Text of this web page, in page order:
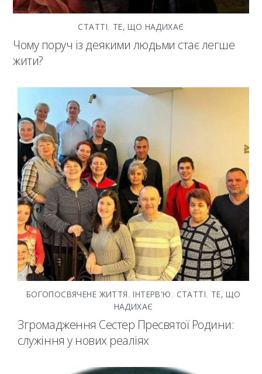
СТАТТІ, ТЕ, ЩО НАДИХАЄ
Чому поруч із деякими людьми стає легше
жити?
БОГОПОСВЯЧЕНЕ ЖИТТЯ,ІНТЕРВ'Ю, СТАТТІ, ТЕ, ЩО
НАДИХАЄ
Згромадження Сестер Пресвятої Родини:
служіння у нових реаліях